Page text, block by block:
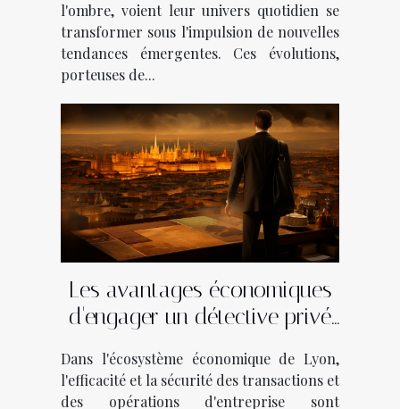
l'ombre, voient leur univers quotidien se
transformer sous l'impulsion de nouvelles
tendances émergentes. Ces évolutions,
porteuses de...
Les avantages économiques
d'engager un détective privé
Dans l'écosystème économique de Lyon,
l'efficacité et la sécurité des transactions et
des opérations d'entreprise sont